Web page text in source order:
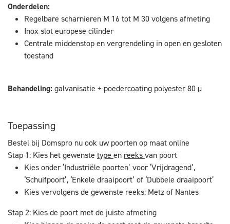
Onderdelen:
Regelbare scharnieren M 16 tot M 30 volgens afmeting
Inox slot europese cilinder
Centrale middenstop en vergrendeling in open en gesloten
toestand
Behandeling:galvanisatie + poedercoating polyester 80 µ
Toepassing
Bestel bij Domspro nu ook uw poorten op maat online
Stap 1: Kies het gewenste type en reeksvan poort
Kies onder ‘Industriële poorten’ voor ‘Vrijdragend’,
‘Schuifpoort’, ‘Enkele draaipoort’ of ‘Dubbele draaipoort’
Kies vervolgens de gewenste reeks: Metz of Nantes
Stap 2: Kies de poort met de juiste afmeting